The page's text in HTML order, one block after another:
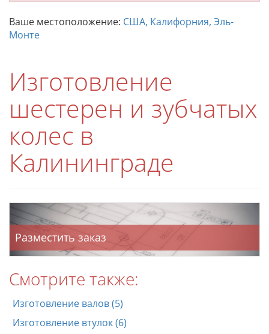
Ваше местоположение: США, Калифорния, Эль-
Монте
Изготовление
шестерен и зубчатых
колес в
Калининграде
Разместить заказ
Смотрите также:
Изготовление валов (5)
Изготовление втулок (6)